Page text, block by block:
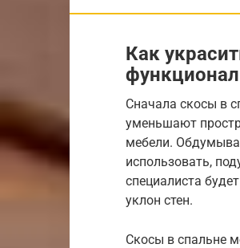
Как
Сначала скосы в
уменьшают
мебели.
использовать,
специалиста
уклон стен.
Скосы в спальне